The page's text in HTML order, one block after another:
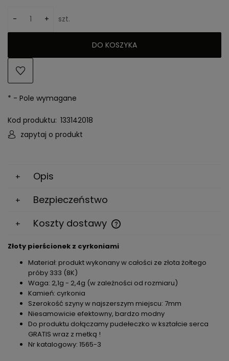
- + szt.
DO KOSZYKA
* - Pole wymagane
Kod produktu: 133142018
zapytaj o produkt
Opis
Bezpieczeństwo
Koszty dostawy
Cena nie zawiera ewentualnych kosztów płatności
Złoty pierścionek z cyrkoniami
Materiał: produkt wykonany w całości ze złota żołtego
próby 333 (8K)
Waga: 2,1g - 2,4g (w zależności od rozmiaru)
Kamień: cyrkonia
Szerokość szyny w najszerszym miejscu: 7mm
Niesamowicie efektowny, bardzo modny
Do produktu dołączamy pudełeczko w kształcie serca
GRATIS wraz z metką !
Nr katalogowy: 1565-3